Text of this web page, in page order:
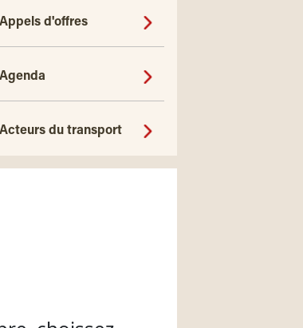
Appels d'offres
Agenda
Acteurs du transport